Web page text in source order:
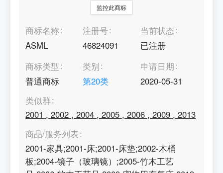
监控此商标
商标名称
ASML
注册号
46824091
当前状态
已注册
商标类型
普通商标
类别
第20类
申请日期
2020-05-31
类似群
2001 ,2002 ,2004 ,2005 ,2006 ,2009 ,2013
商品/服务列表
2001-家具;2001-床;2001-床垫;2002-木桶
板;2004-镜子（玻璃镜）;2005-竹木工艺